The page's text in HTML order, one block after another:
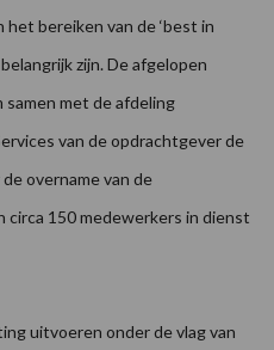
bereiken van de ‘best in
zijn. De afgelopen
met de afdeling
van de opdrachtgever de
overname van de
150 medewerkers in dienst
uitvoeren onder de vlag van